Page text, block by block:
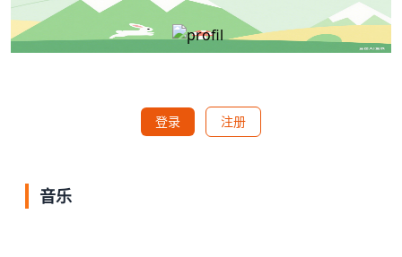
登录 注册
音乐